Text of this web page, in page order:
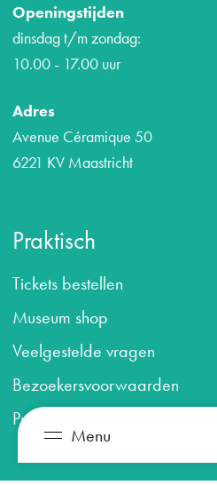
Zien en doen
Menu
Openingstijden
dinsdag t/m zondag:
10.00 - 17.00 uur
Adres
Avenue Céramique 50
6221 KV Maastricht
Praktisch
Tickets bestellen
Museum shop
Veelgestelde vragen
Bezoekersvoorwaarden
Privacyverklaring